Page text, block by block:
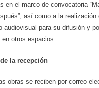
en el marco de convocatoria
así como a la realización
audiovisual para su difusión y
otros espacios.
la recepción
obras se reciben por correo